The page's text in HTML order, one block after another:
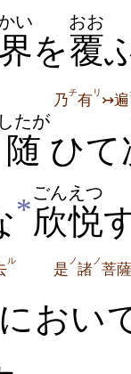
い
を覆
おお
乃チ有リ ↣遍
随
したが
ひて
*欣悦
ごんえつ
ル 是 ノ諸ノ菩薩
おい